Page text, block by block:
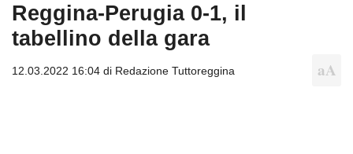
Reggina-Perugia 0-1, il
tabellino della gara
12.03.2022 16:04 di Redazione Tuttoreggina